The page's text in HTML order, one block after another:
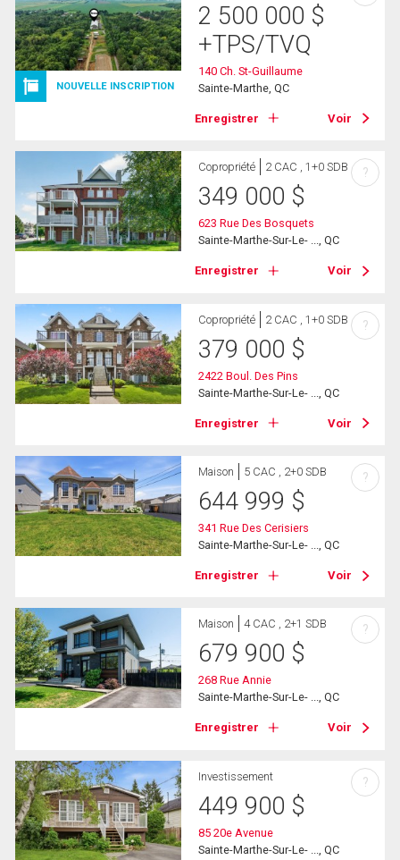
NOUVELLE INSCRIPTION
2 500 000 $
+TPS/TVQ
140 Ch. St-Guillaume
Sainte-Marthe, QC
Enregistrer Voir
Copropriété 2 CAC , 1+0 SDB
349 000 $
623 Rue Des Bosquets
Sainte-Marthe-Sur-Le- ..., QC
Enregistrer Voir
?
Copropriété 2 CAC , 1+0 SDB
379 000 $
2422 Boul. Des Pins
Sainte-Marthe-Sur-Le- ..., QC
Enregistrer Voir
?
Maison 5 CAC , 2+0 SDB
644 999 $
341 Rue Des Cerisiers
Sainte-Marthe-Sur-Le- ..., QC
Enregistrer Voir
?
Maison 4 CAC , 2+1 SDB
679 900 $
268 Rue Annie
Sainte-Marthe-Sur-Le- ..., QC
Enregistrer Voir
?
Investissement
449 900 $
85 20e Avenue
Sainte-Marthe-Sur-Le- ..., QC
?